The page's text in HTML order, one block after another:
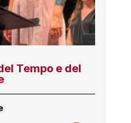
Tempo e del